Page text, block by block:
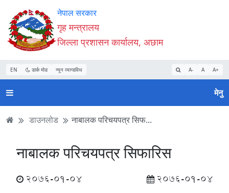
Accessibility
Mode
सुरु
गर्नुहोस्
सामाग्री
पढ्नुहाेस्
नेभिगेसन
पढ्नुहाेस्
वेबसाइट
खोजमा
जानुहोस्
नेपाल सरकार
गृह मन्त्रालय
जिल्ला प्रशासन कार्यालय, अछाम
EN डार्क मोड न्यून व्यान्डविथ A- A A+
मेनु
डाउनलोड नाबालक परिचयपत्र सिफ...
नाबालक परिचयपत्र सिफारिस
2076-01-04 2076-01-04